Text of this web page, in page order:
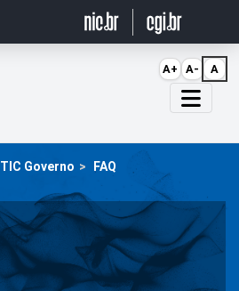
TIC Governo FAQ
A+ A- A